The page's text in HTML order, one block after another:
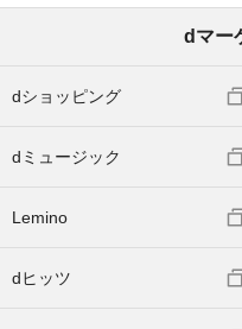
dマー
dショッピング
dミュージック
Lemino
dヒッツ